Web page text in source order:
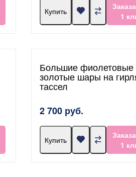
Купить
1
Большие фиолетовые
золотые шары на
тассел
2 700 руб.
Купить
1